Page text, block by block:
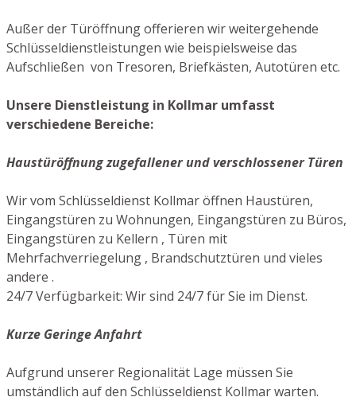
Außer der Türöffnung offerieren wir weitergehende
Schlüsseldienstleistungen wie beispielsweise das
Aufschließen von Tresoren, Briefkästen, Autotüren etc.
Unsere Dienstleistung in Kollmar umfasst
verschiedene Bereiche:
Haustüröffnung zugefallener und verschlossener Türen
Wir vom Schlüsseldienst Kollmar öffnen Haustüren,
Eingangstüren zu Wohnungen, Eingangstüren zu Büros,
Eingangstüren zu Kellern , Türen mit
Mehrfachverriegelung , Brandschutztüren und vieles
andere .
24/7 Verfügbarkeit: Wir sind 24/7 für Sie im Dienst.
Kurze Geringe Anfahrt
Aufgrund unserer Regionalität Lage müssen Sie
umständlich auf den Schlüsseldienst Kollmar warten.